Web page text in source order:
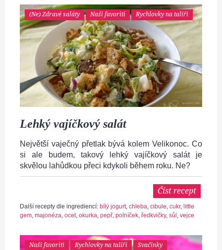
(Ne) Zdravé saláty Naši favoriti Rychlovky na talíři
Lehký vajíčkový salát
Největší vaječný přetlak bývá kolem Velikonoc. Co
si ale budem, takový lehký vajíčkový salát je
skvělou lahůdkou přeci kdykoli během roku. Ne?
Číst recept
Další recepty dle ingrediencí: bílý jogurt, chleba, cibule, cukr, little
gem, majonéza, ocet, okurka, pepř, polníček, ředkvičky, sůl , vejce
Naši favoriti Rychlovky na talíři Svačinky